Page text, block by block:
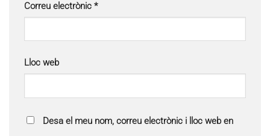
Correu electrònic *
Lloc web
Desa el meu nom, correu electrònic i lloc web en